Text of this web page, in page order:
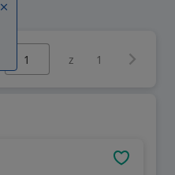
z 1
Zamknij wskazówkę